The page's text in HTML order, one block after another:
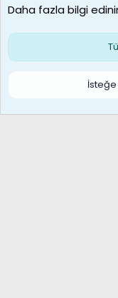
Çerezler
Daha fazla bilgi